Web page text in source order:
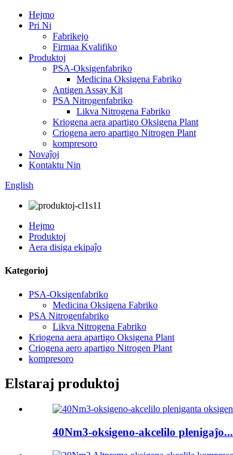
Hejmo
Pri Ni
Fabrikejo
Firmaa Kvalifiko
Produktoj
PSA-Oksigenfabriko
Medicina Oksigena Fabriko
Antigen Assay Kit
PSA Nitrogenfabriko
Likva Nitrogena Fabriko
Kriogena aera apartigo Oksigena Plant
Criogena aero apartigo Nitrogen Plant
kompresoro
Novaĵoj
Kontaktu Nin
English
Hejmo
Produktoj
Aera disiga ekipaĵo
Kategorioj
PSA-Oksigenfabriko
Medicina Oksigena Fabriko
PSA Nitrogenfabriko
Likva Nitrogena Fabriko
Kriogena aera apartigo Oksigena Plant
Criogena aero apartigo Nitrogen Plant
kompresoro
Elstaraj produktoj
40Nm3-oksigeno-akcelilo plenigaĵo...